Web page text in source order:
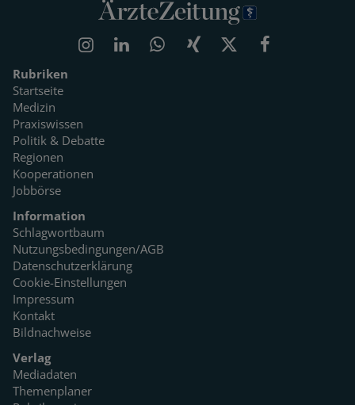
Rubriken
Startseite
Medizin
Praxiswissen
Politik & Debatte
Regionen
Kooperationen
Jobbörse
Information
Schlagwortbaum
Nutzungsbedingungen/AGB
Datenschutzerklärung
Cookie-Einstellungen
Impressum
Kontakt
Bildnachweise
Verlag
Mediadaten
Themenplaner